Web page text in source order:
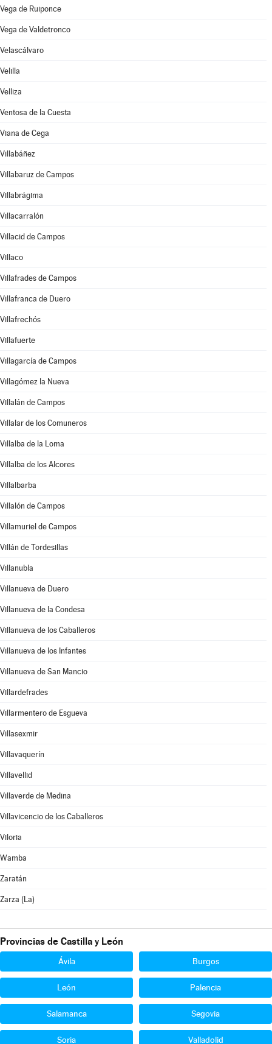
Vega de Ruiponce
Vega de Valdetronco
Velascálvaro
Velilla
Velliza
Ventosa de la Cuesta
Viana de Cega
Villabáñez
Villabaruz de Campos
Villabrágima
Villacarralón
Villacid de Campos
Villaco
Villafrades de Campos
Villafranca de Duero
Villafrechós
Villafuerte
Villagarcía de Campos
Villagómez la Nueva
Villalán de Campos
Villalar de los Comuneros
Villalba de la Loma
Villalba de los Alcores
Villalbarba
Villalón de Campos
Villamuriel de Campos
Villán de Tordesillas
Villanubla
Villanueva de Duero
Villanueva de la Condesa
Villanueva de los Caballeros
Villanueva de los Infantes
Villanueva de San Mancio
Villardefrades
Villarmentero de Esgueva
Villasexmir
Villavaquerín
Villavellid
Villaverde de Medina
Villavicencio de los Caballeros
Viloria
Wamba
Zaratán
Zarza (La)
Provincias de Castilla y León
Ávila Burgos
León Palencia
Salamanca Segovia
Soria Valladolid